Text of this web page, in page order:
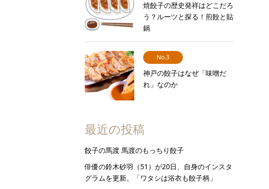
焼餃子の歴史発祥はどこだろ
う？ルーツと探る！煎餃と貼
鍋
No.3
神戸の餃子はなぜ「味噌だ
れ」なのか
最近の投稿
餃子の馬渡 馬渡のもっちり餃子
俳優の鈴木砂羽（51）が20日、自身のインスタ
グラムを更新。「ワタシは浴衣も餃子柄」